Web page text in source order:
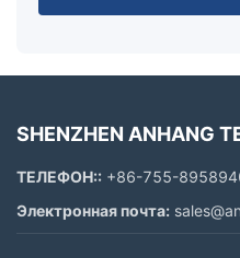
SHENZHEN ANHANG
ТЕЛЕФОН:: +86-755-
Электронная почта: